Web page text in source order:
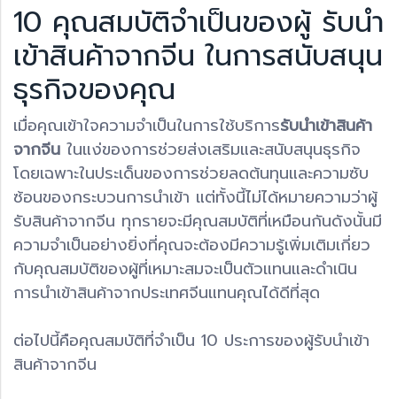
10 คุณสมบัติจำเป็นของผู้ รับนำ
เข้าสินค้าจากจีน ในการสนับสนุน
ธุรกิจของคุณ
เมื่อคุณเข้าใจความจำเป็นในการใช้บริการรับนำเข้าสินค้า
จากจีน ในแง่ของการช่วยส่งเสริมและสนับสนุนธุรกิจ
โดยเฉพาะในประเด็นของการช่วยลดต้นทุนและความซับ
ซ้อนของกระบวนการนำเข้า แต่ทั้งนี้ไม่ได้หมายความว่าผู้
รับสินค้าจากจีน ทุกรายจะมีคุณสมบัติที่เหมือนกันดังนั้นมี
ความจำเป็นอย่างยิ่งที่คุณจะต้องมีความรู้เพิ่มเติมเกี่ยว
กับคุณสมบัติของผู้ที่เหมาะสมจะเป็นตัวแทนและดำเนิน
การนำเข้าสินค้าจากประเทศจีนแทนคุณได้ดีที่สุด
ต่อไปนี้คือคุณสมบัติที่จำเป็น 10 ประการของผู้รับนำเข้า
สินค้าจากจีน